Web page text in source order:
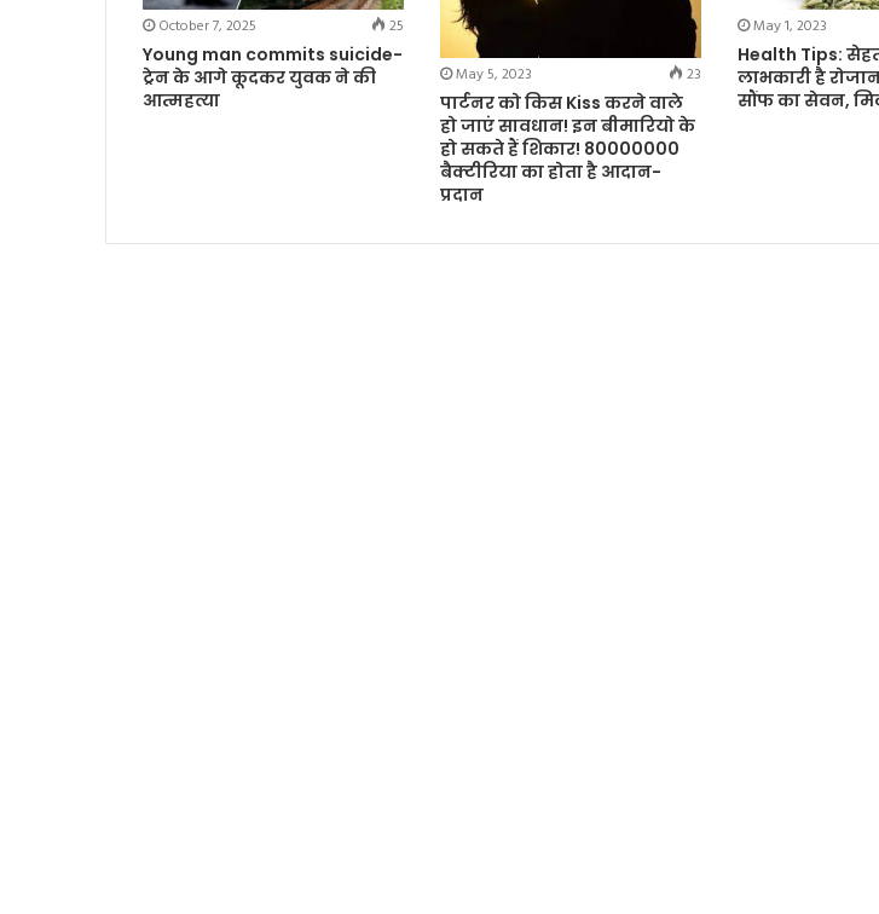
October 7, 2025
25
Young man commits suicide-
ट्रेन के आगे कूदकर युवक ने की
आत्महत्या
May 5, 2023
23
पार्टनर को किस Kiss करने वाले
हो जाएं सावधान! इन बीमारियो के
हो सकते हैं शिकार! 80000000
बैक्टीरिया का होता है आदान-
प्रदान
May 1, 2023
Health Tips:
लाभकारी है
सौंफ का सेवन,